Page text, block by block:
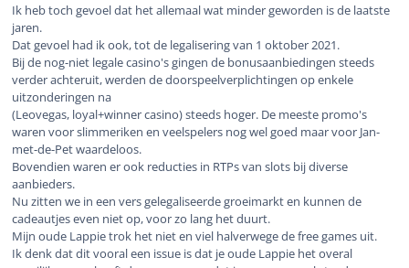
Ik heb toch gevoel dat het allemaal wat minder geworden is de laatste
jaren.
Dat gevoel had ik ook, tot de legalisering van 1 oktober 2021.
Bij de nog-niet legale casino's gingen de bonusaanbiedingen steeds
verder achteruit, werden de doorspeelverplichtingen op enkele
uitzonderingen na
(Leovegas, loyal+winner casino) steeds hoger. De meeste promo's
waren voor slimmeriken en veelspelers nog wel goed maar voor Jan-
met-de-Pet waardeloos.
Bovendien waren er ook reducties in RTPs van slots bij diverse
aanbieders.
Nu zitten we in een vers gelegaliseerde groeimarkt en kunnen de
cadeautjes even niet op, voor zo lang het duurt.
Mijn oude Lappie trok het niet en viel halverwege de free games uit.
Ik denk dat dit vooral een issue is dat je oude Lappie het overal